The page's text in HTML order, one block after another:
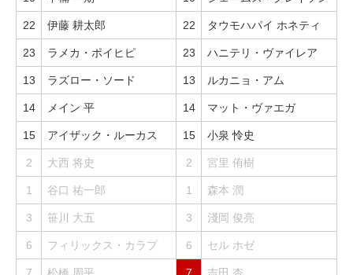
22 伊藤 耕太郎 22 タウモハパイ ホネティ
23 ラメカ・ポイヒピ 23 ハニテリ・ヴァイレア
13 ラズロー・ソード 13 ルカニョ・アム
14 メイン 平 14 マット・ヴァエガ
15 アイザック・ルーカス 15 小泉 怜史
2 大西 将史 2 宮里 侑樹
1 谷口 祐一郎 1 森本 潤
3 笹川 大五 3 淺岡 俊亮
6 フィリックス・カラプ 6 セル ホゼ